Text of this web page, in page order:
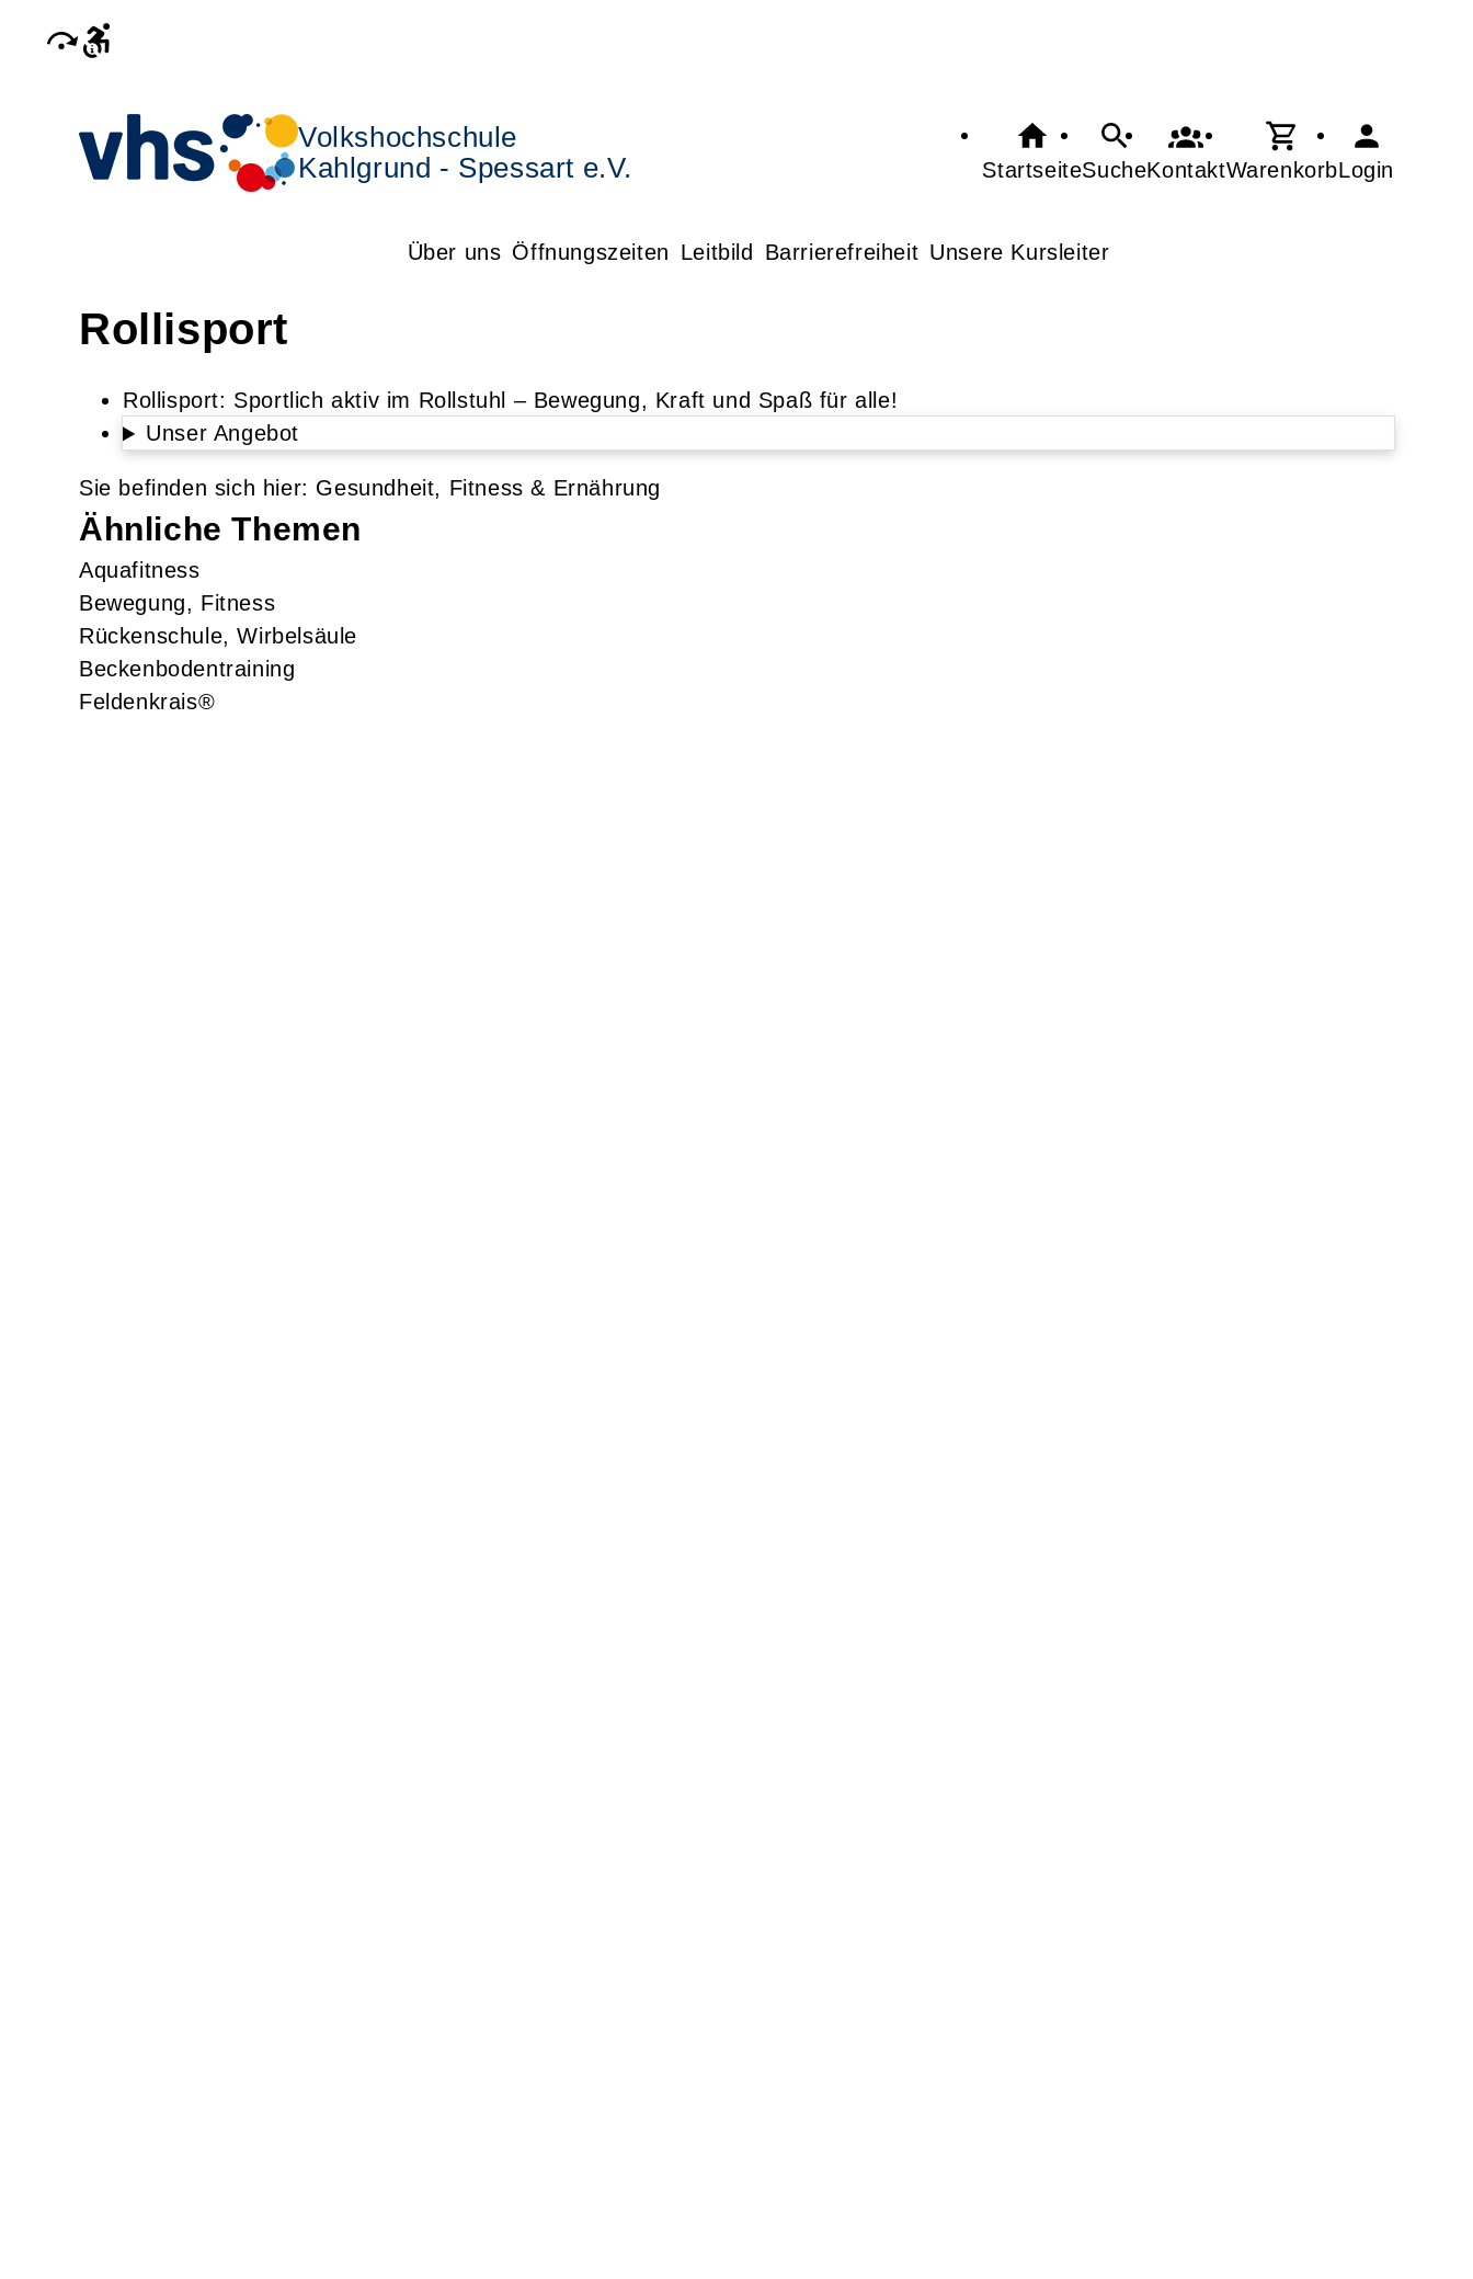
Volkshochschule
Kahlgrund - Spessart e.V.
StartseiteSucheKontaktWarenkorbLogin
Über uns Öffnungszeiten Leitbild Barrierefreiheit Unsere Kursleiter
Rollisport
Rollisport: Sportlich aktiv im Rollstuhl – Bewegung, Kraft und Spaß für alle!
Unser Angebot
Gesundheit, Fitness & Ernährung
Ähnliche Themen
Aquafitness
Bewegung, Fitness
Rückenschule, Wirbelsäule
Beckenbodentraining
Feldenkrais®